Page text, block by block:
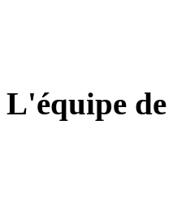
L'équipe